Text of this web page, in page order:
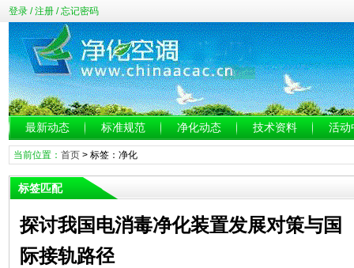
登录/注册/忘记密码
最新动态 标准规范 净化动态 技术资料 活动
当前位置： 首页> 标签：净化
标签匹配
探讨我国电消毒净化装置发展对策与国
际接轨路径